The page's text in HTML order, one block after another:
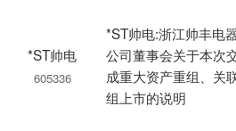
*ST帅电
605336
*ST帅电:浙江帅丰电
公司董事会关于本次
成重大资产重组、关
组上市的说明